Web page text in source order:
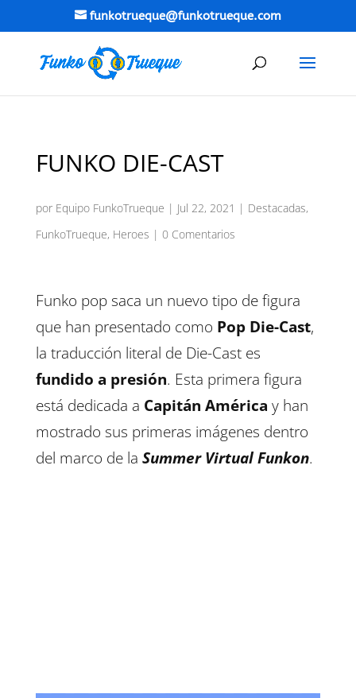
funkotrueque@funkotrueque.com
FUNKO DIE-CAST
por Equipo FunkoTrueque | Jul 22, 2021 | Destacadas,
FunkoTrueque, Heroes | 0 Comentarios
Funko pop saca un nuevo tipo de figura
que han presentado como Pop Die-Cast,
la traducción literal de Die-Cast es
fundido a presión. Esta primera figura
está dedicada a Capitán América y han
mostrado sus primeras imágenes dentro
del marco de la Summer Virtual Funkon.